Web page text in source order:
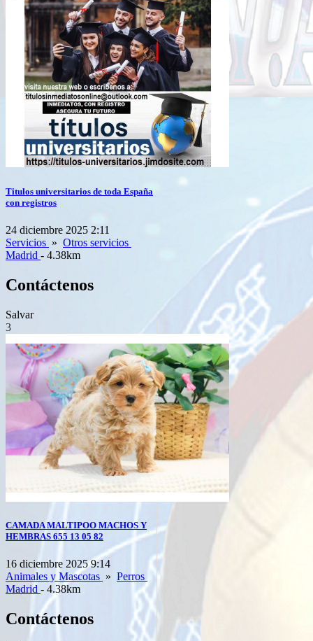
Titulos universitarios de toda España
con registros
24 diciembre 2025 2:11
Servicios » Otros servicios
Madrid - 4.38km
Contáctenos
Salvar
3
CAMADA MALTIPOO MACHOS Y
HEMBRAS 655 13 05 82
16 diciembre 2025 9:14
Animales y Mascotas » Perros
Madrid - 4.38km
Contáctenos